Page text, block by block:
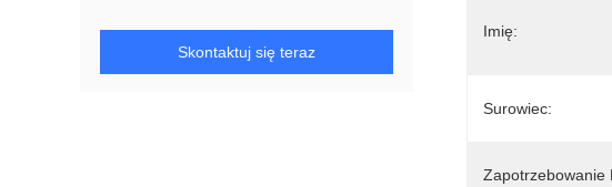
Skontaktuj się teraz
Imię:
Surowiec:
Zapotrzebowanie